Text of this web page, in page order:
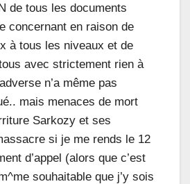
de tous les documents
concernant en raison de
à tous les niveaux et de
avec strictement rien à
n’a même pas
mais menaces de mort
Sarkozy et ses
si je me rends le 12
d’appel (alors que c’est
souhaitable que j’y sois